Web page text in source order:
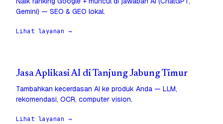
Gemini) — SEO & GEO lokal.
Lihat layanan →
Jasa Aplikasi AI di Tanjung Jabung Timur
Tambahkan kecerdasan AI ke produk Anda — LLM,
rekomendasi, OCR, computer vision.
Lihat layanan →